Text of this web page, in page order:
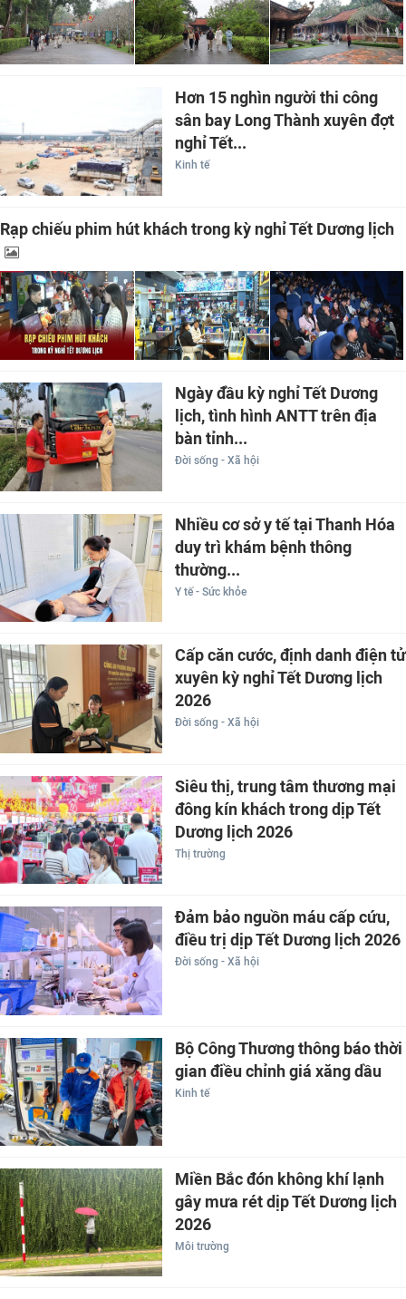
Hơn 15 nghìn người thi công
sân bay Long Thành xuyên đợt
nghỉ Tết...
Kinh tế
Rạp chiếu phim hút khách trong kỳ nghỉ Tết Dương lịch
Ngày đầu kỳ nghỉ Tết Dương
lịch, tình hình ANTT trên địa
bàn tỉnh...
Đời sống - Xã hội
Nhiều cơ sở y tế tại Thanh Hóa
duy trì khám bệnh thông
thường...
Y tế - Sức khỏe
Cấp căn cước, định danh điện tử
xuyên kỳ nghỉ Tết Dương lịch
2026
Đời sống - Xã hội
Siêu thị, trung tâm thương mại
đông kín khách trong dịp Tết
Dương lịch 2026
Thị trường
Đảm bảo nguồn máu cấp cứu,
điều trị dịp Tết Dương lịch 2026
Đời sống - Xã hội
Bộ Công Thương thông báo thời
gian điều chỉnh giá xăng dầu
Kinh tế
Miền Bắc đón không khí lạnh
gây mưa rét dịp Tết Dương lịch
2026
Môi trường